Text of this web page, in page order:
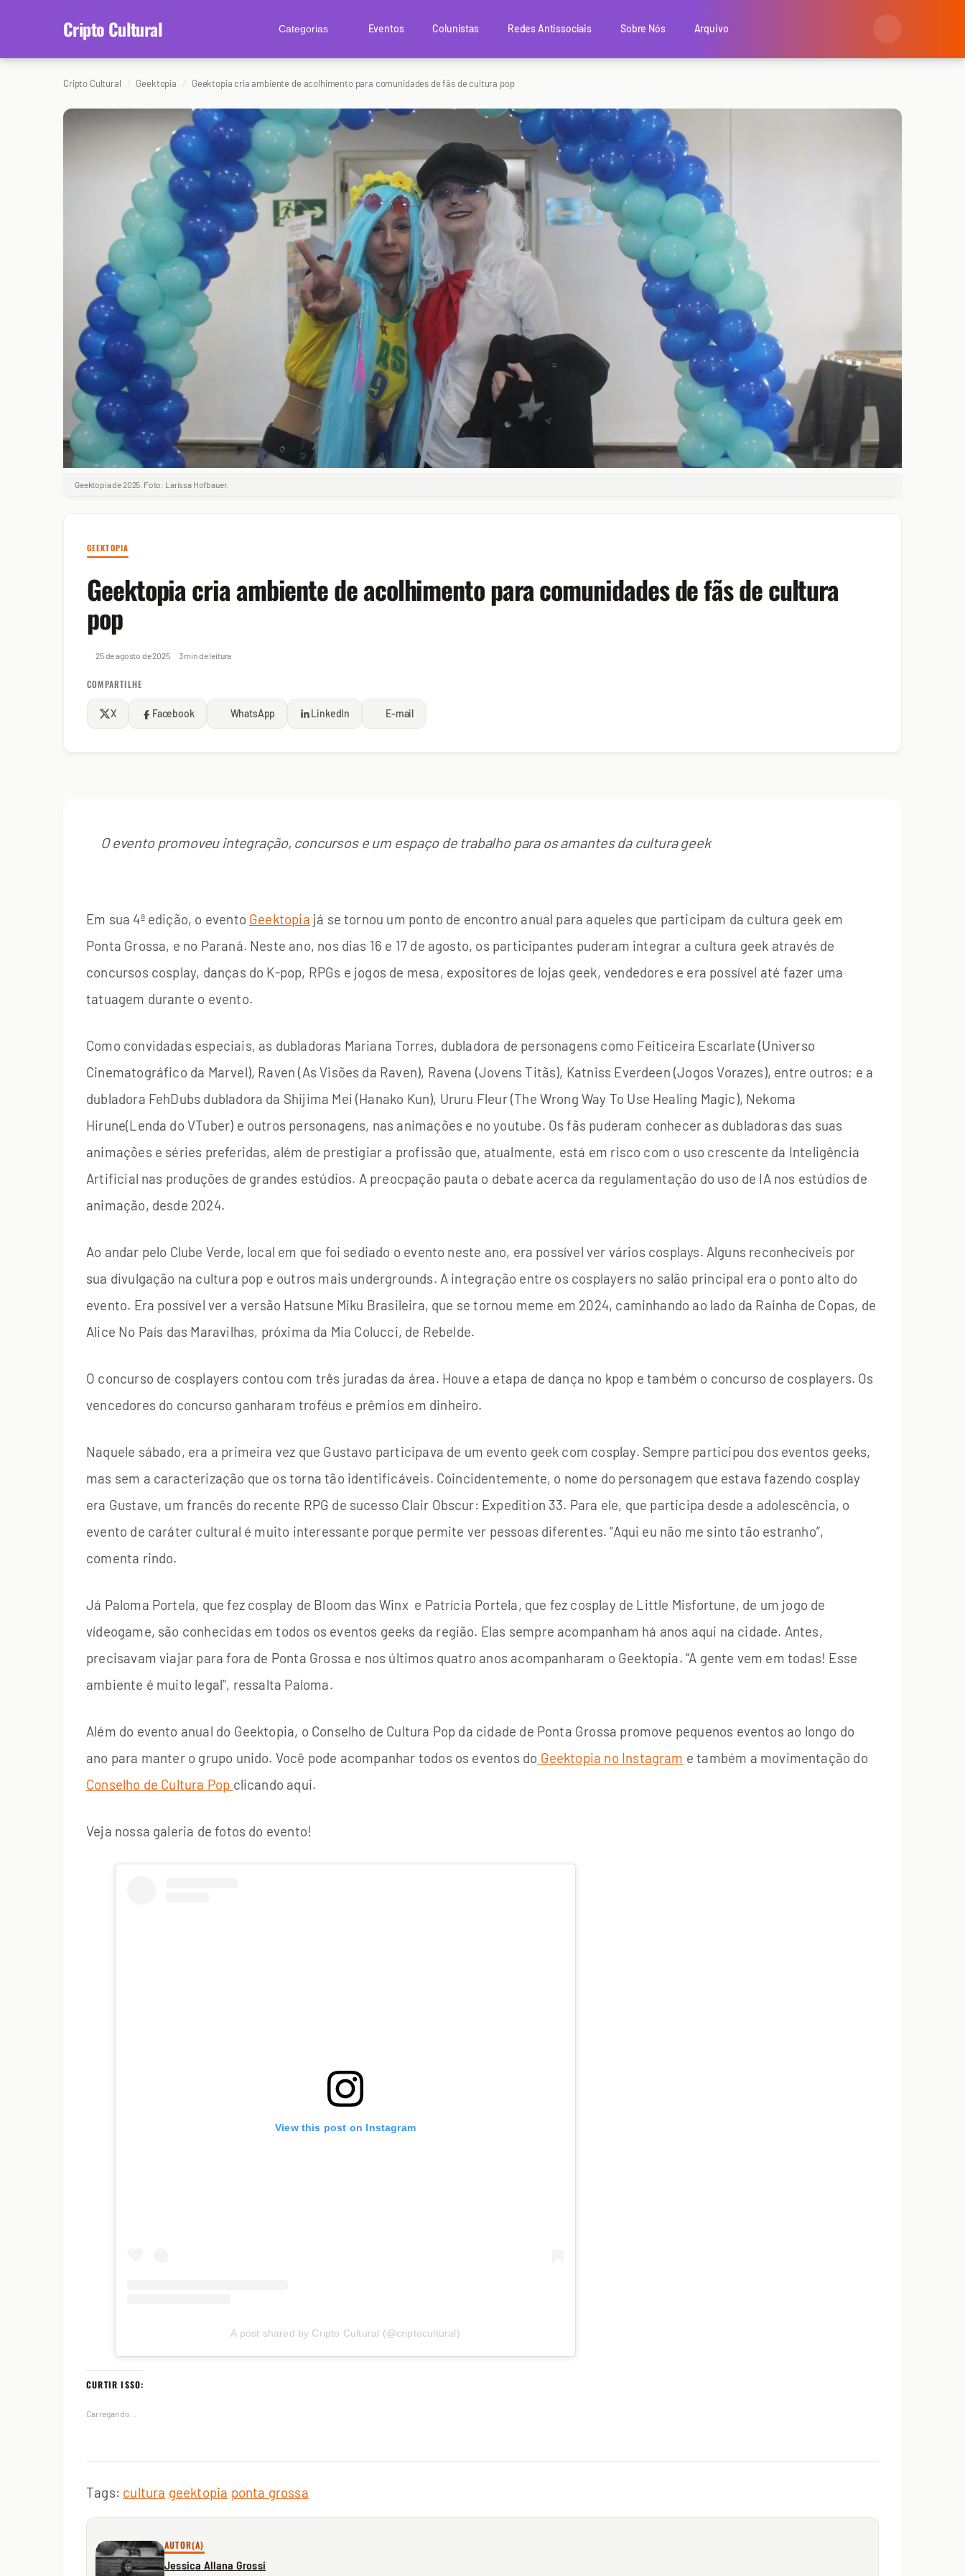
Cripto Cultural Categorias Eventos Colunistas Redes Antissociais Sobre Nós Arquivo
Cripto Cultural Geektopia Geektopia cria ambiente de acolhimento para comunidades de fãs de cultura pop
Geektopia de 2025. Foto: Larissa Hofbauer.
GEEKTOPIA
Geektopia cria ambiente de acolhimento para comunidades de fãs de cultura
pop
25 de agosto de 2025 3 min de leitura
COMPARTILHE
X Facebook WhatsApp LinkedIn E-mail
O evento promoveu integração, concursos e um espaço de trabalho para os amantes da cultura geek
Em sua 4ª edição, o evento Geektopia já se tornou um ponto de encontro anual para aqueles que participam da cultura geek em
Ponta Grossa, e no Paraná. Neste ano, nos dias 16 e 17 de agosto, os participantes puderam integrar a cultura geek através de
concursos cosplay, danças do K-pop, RPGs e jogos de mesa, expositores de lojas geek, vendedores e era possível até fazer uma
tatuagem durante o evento.
Como convidadas especiais, as dubladoras Mariana Torres, dubladora de personagens como Feiticeira Escarlate (Universo
Cinematográfico da Marvel), Raven (As Visões da Raven), Ravena (Jovens Titãs), Katniss Everdeen (Jogos Vorazes), entre outros; e a
dubladora FehDubs dubladora da Shijima Mei (Hanako Kun), Ururu Fleur (The Wrong Way To Use Healing Magic), Nekoma
Hirune(Lenda do VTuber) e outros personagens, nas animações e no youtube. Os fãs puderam conhecer as dubladoras das suas
animações e séries preferidas, além de prestigiar a profissão que, atualmente, está em risco com o uso crescente da Inteligência
Artificial nas produções de grandes estúdios. A preocpação pauta o debate acerca da regulamentação do uso de IA nos estúdios de
animação, desde 2024.
Ao andar pelo Clube Verde, local em que foi sediado o evento neste ano, era possível ver vários cosplays. Alguns reconhecíveis por
sua divulgação na cultura pop e outros mais undergrounds. A integração entre os cosplayers no salão principal era o ponto alto do
evento. Era possível ver a versão Hatsune Miku Brasileira, que se tornou meme em 2024, caminhando ao lado da Rainha de Copas, de
Alice No País das Maravilhas, próxima da Mia Colucci, de Rebelde.
O concurso de cosplayers contou com três juradas da área. Houve a etapa de dança no kpop e também o concurso de cosplayers. Os
vencedores do concurso ganharam troféus e prêmios em dinheiro.
Naquele sábado, era a primeira vez que Gustavo participava de um evento geek com cosplay. Sempre participou dos eventos geeks,
mas sem a caracterização que os torna tão identificáveis. Coincidentemente, o nome do personagem que estava fazendo cosplay
era Gustave, um francês do recente RPG de sucesso Clair Obscur: Expedition 33. Para ele, que participa desde a adolescência, o
evento de caráter cultural é muito interessante porque permite ver pessoas diferentes. “Aqui eu não me sinto tão estranho”,
comenta rindo.
Já Paloma Portela, que fez cosplay de Bloom das Winx e Patrícia Portela, que fez cosplay de Little Misfortune, de um jogo de
vídeogame, são conhecidas em todos os eventos geeks da região. Elas sempre acompanham há anos aqui na cidade. Antes,
precisavam viajar para fora de Ponta Grossa e nos últimos quatro anos acompanharam o Geektopia. “A gente vem em todas! Esse
ambiente é muito legal”, ressalta Paloma.
Além do evento anual do Geektopia, o Conselho de Cultura Pop da cidade de Ponta Grossa promove pequenos eventos ao longo do
ano para manter o grupo unido. Você pode acompanhar todos os eventos do Geektopia no Instagram e também a movimentação do
Conselho de Cultura Pop clicando aqui.
Veja nossa galeria de fotos do evento!
View this post on Instagram
A post shared by Cripto Cultural (@criptocultural)
CURTIR ISSO:
Carregando...
Tags: cultura geektopia ponta grossa
AUTOR(A)
Jessica Allana Grossi